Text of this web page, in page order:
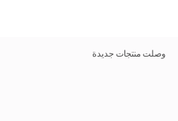
وصلت منتجات جديدة